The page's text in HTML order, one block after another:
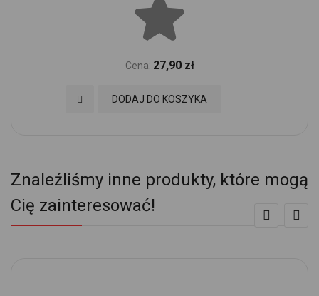
Cena: 27,90 zł
DODAJ DO KOSZYKA
Dodaj do Ulubionych
Znaleźliśmy inne produkty, które mogą
Cię zainteresować!